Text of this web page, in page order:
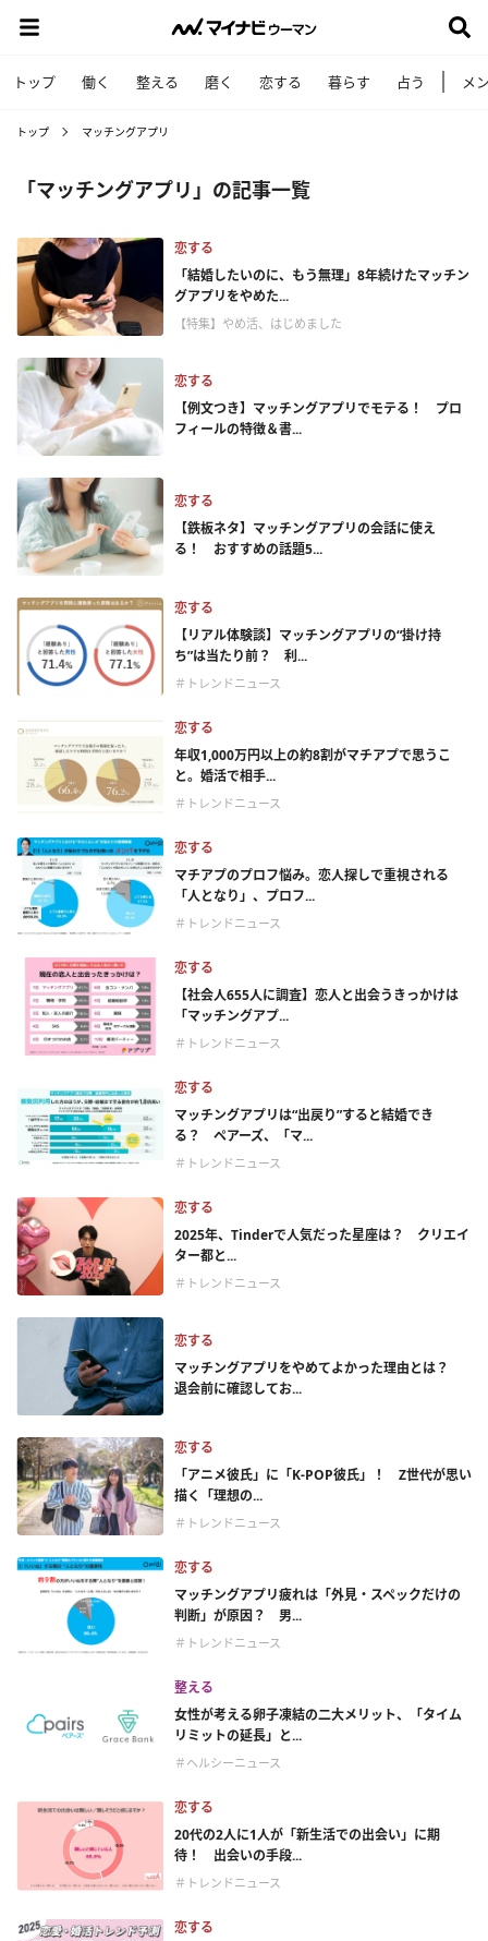
トップ 働く 整える 磨く 恋する 暮らす 占う メ
トップ マッチングアプリ
「マッチングアプリ」の記事一覧
恋する
「結婚したいのに、もう無理」8年続けたマッチン
グアプリをやめた...
【特集】やめ活、はじめました
恋する
【例文つき】マッチングアプリでモテる！ プロ
フィールの特徴＆書...
恋する
【鉄板ネタ】マッチングアプリの会話に使え
る！ おすすめの話題5...
恋する
【リアル体験談】マッチングアプリの“掛け持
ち”は当たり前？ 利...
＃トレンドニュース
恋する
年収1,000万円以上の約8割がマチアプで思うこ
と。婚活で相手...
＃トレンドニュース
恋する
マチアプのプロフ悩み。恋人探しで重視される
「人となり」、プロフ...
＃トレンドニュース
恋する
【社会人655人に調査】恋人と出会うきっかけは
「マッチングアプ...
＃トレンドニュース
恋する
マッチングアプリは“出戻り”すると結婚でき
る？ ペアーズ、「マ...
＃トレンドニュース
恋する
2025年、Tinderで人気だった星座は？ クリエイ
ター都と...
＃トレンドニュース
恋する
マッチングアプリをやめてよかった理由とは？
退会前に確認してお...
恋する
「アニメ彼氏」に「K-POP彼氏」！ Z世代が思い
描く「理想の...
＃トレンドニュース
恋する
マッチングアプリ疲れは「外見・スペックだけの
判断」が原因？ 男...
＃トレンドニュース
整える
女性が考える卵子凍結の二大メリット、「タイム
リミットの延長」と...
＃ヘルシーニュース
恋する
20代の2人に1人が「新生活での出会い」に期
待！ 出会いの手段...
＃トレンドニュース
恋する